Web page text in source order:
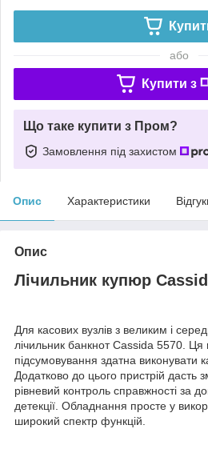
або
Купити з
Що таке купити з Пром?
Замовлення під захистом
Опис Характеристики
Опис
Лічильник купюр
Для касових вузлів з великим і
лічильник банкнот Cassida 5570.
підсумовування здатна виконувати
Додатково до цього пристрій дасть
рівневий контроль справжності за
детекції. Обладнання просте у
широкий спектр функцій.